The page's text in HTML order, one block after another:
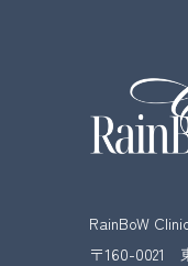
RainBoW
〒160-0021